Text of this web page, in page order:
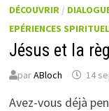
DÉCOUVRIR /
EPÉRIENCES
Jésus et la
parABloch 14
Avez-vous déjà